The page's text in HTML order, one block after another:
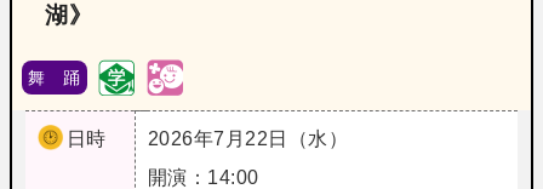
湖》
舞 踊
日時
2026年7月22日（水）
開演：14:00